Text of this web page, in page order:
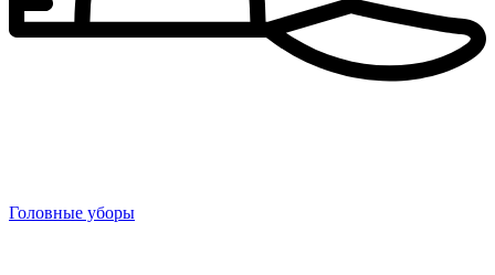
Головные уборы